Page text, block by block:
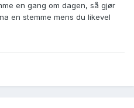
en gang om dagen, så gjør
en stemme mens du likevel